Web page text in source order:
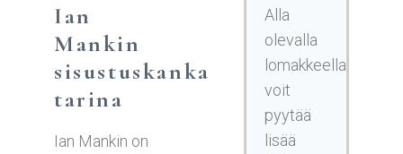
Ian
Mankin
sisustuskankaiden
tarina
Ian Mankin on
Alla
olevalla
lomakkeella
voit
pyytää
lisää